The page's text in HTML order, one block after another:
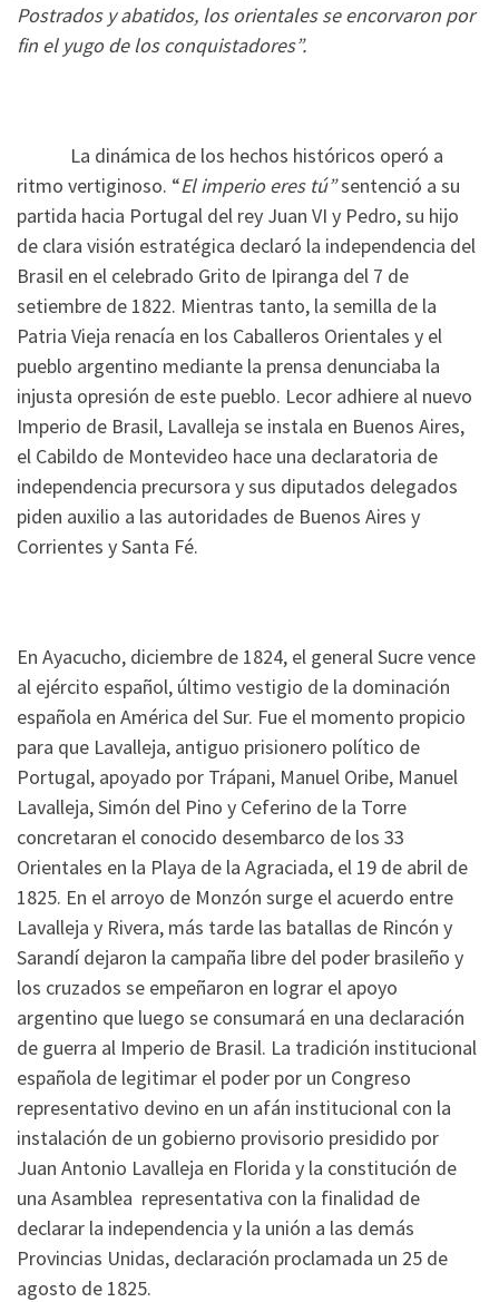
Postrados y abatidos, los orientales se encorvaron por
fin el yugo de los conquistadores”.
La dinámica de los hechos históricos operó a
ritmo vertiginoso. “El imperio eres tú”sentenció a su
partida hacia Portugal del rey Juan VI y Pedro, su hijo
de clara visión estratégica declaró la independencia del
Brasil en el celebrado Grito de Ipiranga del 7 de
setiembre de 1822. Mientras tanto, la semilla de la
Patria Vieja renacía en los Caballeros Orientales y el
pueblo argentino mediante la prensa denunciaba la
injusta opresión de este pueblo. Lecor adhiere al nuevo
Imperio de Brasil, Lavalleja se instala en Buenos Aires,
el Cabildo de Montevideo hace una declaratoria de
independencia precursora y sus diputados delegados
piden auxilio a las autoridades de Buenos Aires y
Corrientes y Santa Fé.
En Ayacucho, diciembre de 1824, el general Sucre vence
al ejército español, último vestigio de la dominación
española en América del Sur. Fue el momento propicio
para que Lavalleja, antiguo prisionero político de
Portugal, apoyado por Trápani, Manuel Oribe, Manuel
Lavalleja, Simón del Pino y Ceferino de la Torre
concretaran el conocido desembarco de los 33
Orientales en la Playa de la Agraciada, el 19 de abril de
1825. En el arroyo de Monzón surge el acuerdo entre
Lavalleja y Rivera, más tarde las batallas de Rincón y
Sarandí dejaron la campaña libre del poder brasileño y
los cruzados se empeñaron en lograr el apoyo
argentino que luego se consumará en una declaración
de guerra al Imperio de Brasil. La tradición institucional
española de legitimar el poder por un Congreso
representativo devino en un afán institucional con la
instalación de un gobierno provisorio presidido por
Juan Antonio Lavalleja en Florida y la constitución de
una Asamblea representativa con la finalidad de
declarar la independencia y la unión a las demás
Provincias Unidas, declaración proclamada un 25 de
agosto de 1825.